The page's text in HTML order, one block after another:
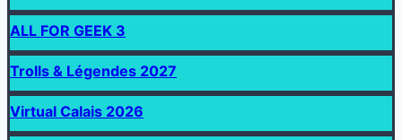
ALL FOR GEEK 3
Trolls & Légendes 2027
Virtual Calais 2026